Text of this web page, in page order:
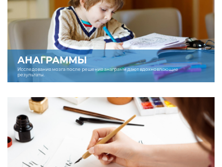
АНАГРАММЫ
Исследования мозга после решения анаграмм дают вдохновляющие
результаты.